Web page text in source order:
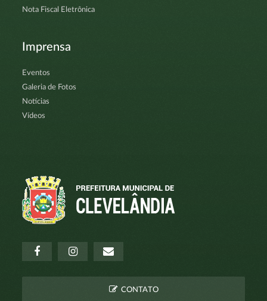
Nota Fiscal Eletrônica
Imprensa
Eventos
Galeria de Fotos
Notícias
Vídeos
CONTATO